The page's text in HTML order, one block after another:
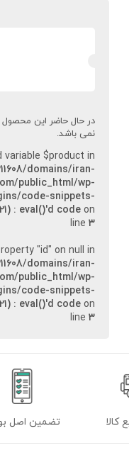
در حال حاضر این
نمی باشد.
variable $product in
domains/iran-
public_html/wp-
code-snippets-
: eval()'d code on
line۳
"id" on null in
domains/iran-
public_html/wp-
code-snippets-
: eval()'d code on
line۳
کالا تضمین اصل